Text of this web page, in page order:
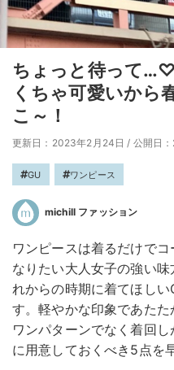
ちょっと待って
くちゃ可愛いから
こ～！
更新日：2023年2月24日 / 公開日
GU ワンピース
michill ファッション
ワンピースは着るだけで
なりたい大人女子の強い
れからの時期に着てほし
す。軽やかな印象であた
ワンパターンでなく着回
に用意しておくべき5点を